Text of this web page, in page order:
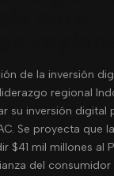
de la inversión
regional
su inversión digital
Se proyecta que
$41 mil millones al
del consumidor